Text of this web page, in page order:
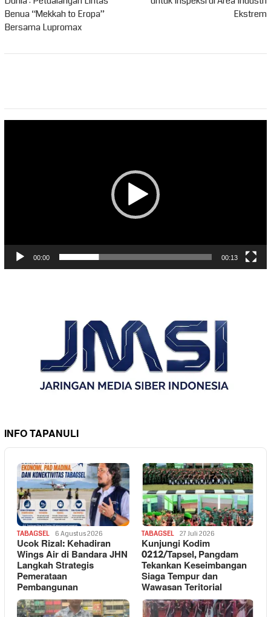
Benua “Mekkah to Eropa”
Bersama Lupromax
Ekstrem
00:00 00:13
INFO TAPANULI
TABAGSEL 6 Agustus 2026
Ucok Rizal: Kehadiran
Wings Air di Bandara JHN
Langkah Strategis
Pemerataan
Pembangunan
TABAGSEL 27 Juli 2026
Kunjungi Kodim
0212/Tapsel, Pangdam
Tekankan Keseimbangan
Siaga Tempur dan
Wawasan Teritorial